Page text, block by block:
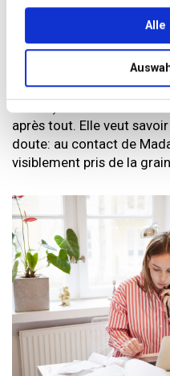
Alle
son existence en main.
seule chose qu’il lui
un conseil indépendant
base solide en ce sens. De
fonds de placement,
après tout. Elle veut
doute: au contact de
visiblement pris de la